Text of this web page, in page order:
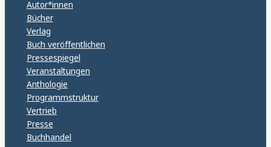
Autor*innen
Bücher
Verlag
Buch veröffentlichen
Pressespiegel
Veranstaltungen
Anthologie
Programmstruktur
Vertrieb
Presse
Buchhandel